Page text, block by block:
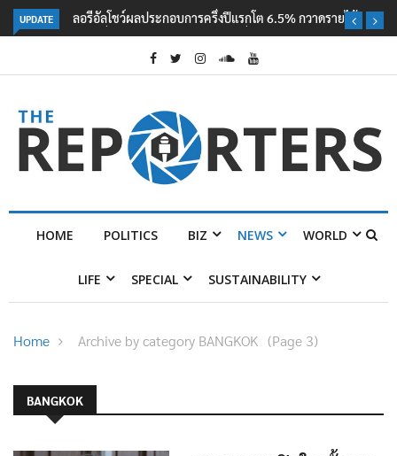
UPDATE
ลอรีอัลโชว์ผลประกอบการครึ่งปีแรกโต 6.5% กวาดรายได้ 2.3 หมื่นล้านยูโร
คว้าไลเซนส์ ‘กุชชี่’ 50 ปี พร้อมส่ง 4 แบรนด์ใหม่บุกตลาดไทย
POLITICS BIZ NEWS WORLD